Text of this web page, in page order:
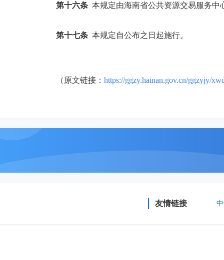
第十六条 本规定由海南省公共资源交易服务中
第十七条 本规定自公布之日起施行。
（原文链接： https://ggzy.hainan.gov.cn/ggzyjy/
友情链接